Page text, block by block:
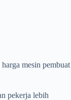
mesin pembuat
pekerja lebih